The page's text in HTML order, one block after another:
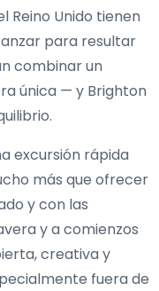
Reino Unido tienen
para resultar
combinar un
única — y Brighton
excursión rápida
más que ofrecer
y con las
y a comienzos
creativa y
fuera de